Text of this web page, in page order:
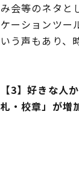
み会等のネタと
ケーションツー
いう声もあり、
【3】好きな人
札・校章」が増